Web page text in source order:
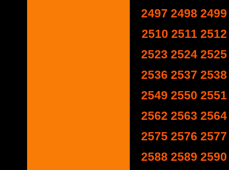
2497 2498 2499
2510 2511 2512
2523 2524 2525
2536 2537 2538
2549 2550 2551
2562 2563 2564
2575 2576 2577
2588 2589 2590